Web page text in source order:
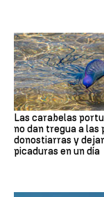
Las carabelas
no dan tregua a las
donostiarras y
picaduras en un día